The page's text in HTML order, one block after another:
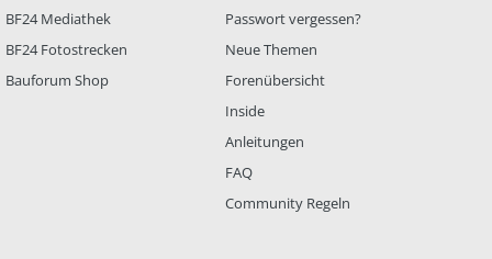
BF24 Mediathek
BF24 Fotostrecken
Bauforum Shop
Passwort vergessen?
Neue Themen
Forenübersicht
Inside
Anleitungen
FAQ
Community Regeln